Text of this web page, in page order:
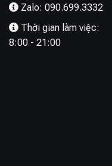
Zalo: 090.699.3332
Thời gian làm việc:
8:00 - 21:00